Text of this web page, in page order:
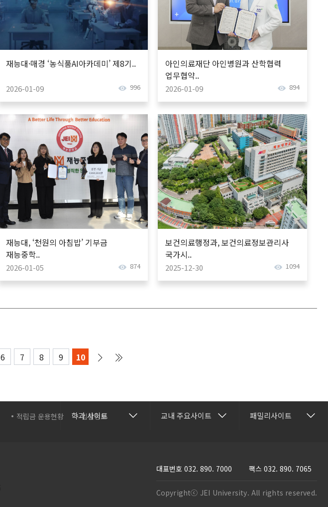
재능대·매경 ‘농식품AI아카데미’ 제8기..
2026-01-09 996
아인의료재단 아인병원과 산학협력
업무협약..
2026-01-09 894
재능대, ‘천원의 아침밥’ 기부금
재능중학..
2026-01-05 874
보건의료행정과, 보건의료정보관리사
국가시..
2025-12-30 1094
6 7 8 9 10
적립금 운용현황 입찰정보
학과 사이트
간호학과
교내 주요사이트
건강관리센터
방송학보사
산학협력단
패밀리사이트
재능교육
재능e아카데미
JEI 잉글리쉬 TV
대표번호 032. 890. 7000 팩스 032. 890. 7065
Copyrightⓒ JEI University. All rights reserved.